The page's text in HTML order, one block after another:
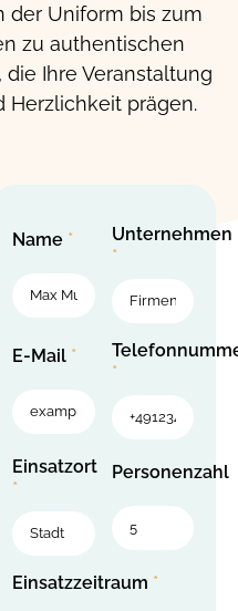
der Uniform bis zum
zu authentischen
Ihre Veranstaltung
Herzlichkeit prägen.
Name Unternehmen
E-Mail
Einsatzort Personenzahl
Einsatzzeitraum *